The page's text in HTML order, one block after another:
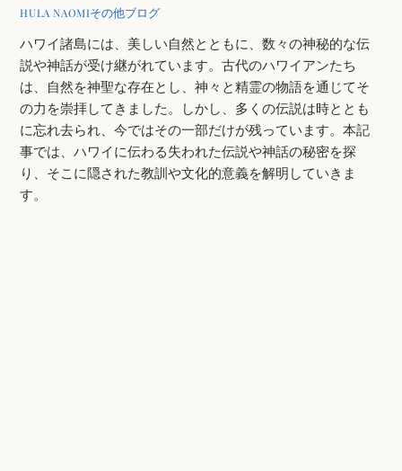
HULA NAOMIその他ブログ
ハワイ諸島には、美しい自然とともに、数々の神秘的な伝
説や神話が受け継がれています。古代のハワイアンたち
は、自然を神聖な存在とし、神々と精霊の物語を通じてそ
の力を崇拝してきました。しかし、多くの伝説は時ととも
に忘れ去られ、今ではその一部だけが残っています。本記
事では、ハワイに伝わる失われた伝説や神話の秘密を探
り、そこに隠された教訓や文化的意義を解明していきま
す。